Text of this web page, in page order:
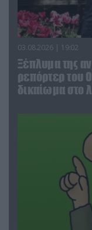
03.08.2026 | 19:02
Ξέπλυμα της
ρεπόρτερ του
δικαίωμα στο